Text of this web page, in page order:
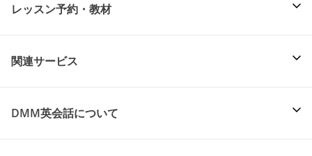
レッスン予約・教材
関連サービス
DMM英会話について